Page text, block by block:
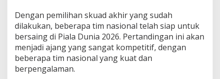
Dengan pemilihan skuad akhir yang sudah
dilakukan, beberapa tim nasional telah siap untuk
bersaing di Piala Dunia 2026. Pertandingan ini akan
menjadi ajang yang sangat kompetitif, dengan
beberapa tim nasional yang kuat dan
berpengalaman.